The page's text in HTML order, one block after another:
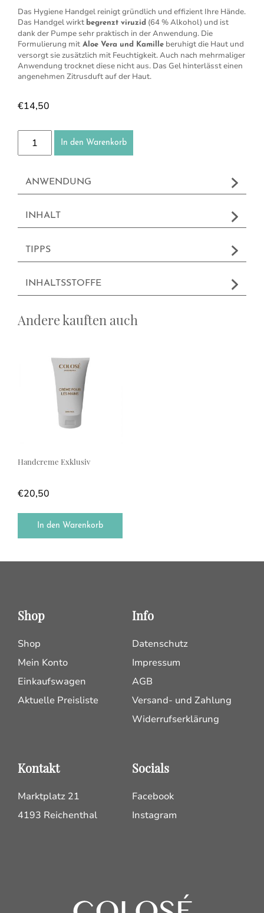
Das Hygiene Handgel reinigt gründlich und effizient Ihre Hände.
Das Handgel wirkt begrenzt viruzid (64 % Alkohol) und ist
dank der Pumpe sehr praktisch in der Anwendung. Die
Formulierung mit Aloe Vera und Kamille beruhigt die Haut und
versorgt sie zusätzlich mit Feuchtigkeit. Auch nach mehrmaliger
Anwendung trocknet diese nicht aus. Das Gel hinterlässt einen
angenehmen Zitrusduft auf der Haut.
€14,50
Hygiene Handgel mit Pumpe (begrenzt viruzid) Menge
In den Warenkorb
ANWENDUNG
INHALT
TIPPS
INHALTSSTOFFE
Andere kauften auch
Handcreme Exklusiv
€20,50
In den Warenkorb
Shop
Shop
Mein Konto
Einkaufswagen
Aktuelle Preisliste
Info
Datenschutz
Impressum
AGB
Versand- und Zahlung
Widerrufserklärung
Kontakt
Marktplatz 21
4193 Reichenthal
Socials
Facebook
Instagram